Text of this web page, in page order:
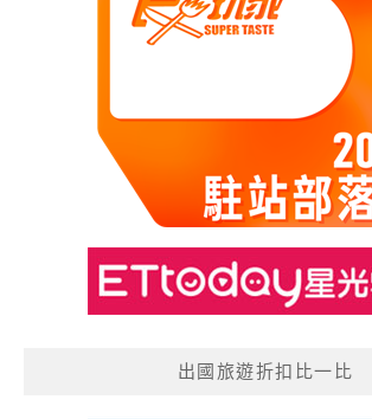
出國旅遊折扣比一比